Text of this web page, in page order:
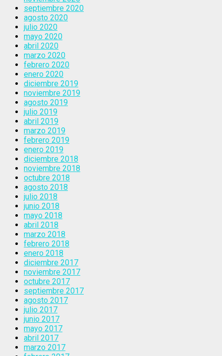
septiembre 2020
agosto 2020
julio 2020
mayo 2020
abril 2020
marzo 2020
febrero 2020
enero 2020
diciembre 2019
noviembre 2019
agosto 2019
julio 2019
abril 2019
marzo 2019
febrero 2019
enero 2019
diciembre 2018
noviembre 2018
octubre 2018
agosto 2018
julio 2018
junio 2018
mayo 2018
abril 2018
marzo 2018
febrero 2018
enero 2018
diciembre 2017
noviembre 2017
octubre 2017
septiembre 2017
agosto 2017
julio 2017
junio 2017
mayo 2017
abril 2017
marzo 2017